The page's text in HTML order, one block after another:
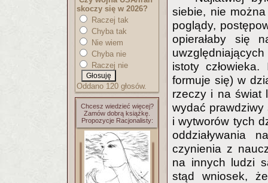
skoczy się w 2026?
Raczej tak
Chyba tak
Nie wiem
Chyba nie
Raczej nie
Oddano 120 głosów.
Chcesz wiedzieć więcej?
Zamów dobrą książkę.
Propozycje Racjonalisty:
siebie, nie
poglądy,
opierałaby się
istoty
formuje się) w
rzeczy i na świat
wydać prawdziwy
i wytworów tych
oddziaływania
czynienia z
na innych ludzi
stąd wniosek,